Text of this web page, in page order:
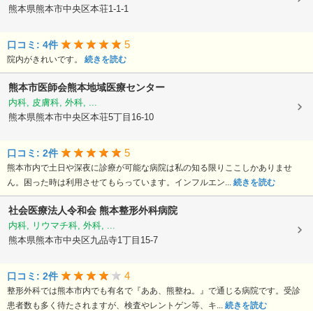
熊本県熊本市中央区本荘1-1-1
口コミ: 4件 5
院内がきれいです。 続きを読む
熊本市医師会熊本地域医療センター
内科, 皮膚科, 外科, ...
熊本県熊本市中央区本荘5丁目16-10
口コミ: 2件 5
熊本市内で土日や深夜に診療が可能な病院は私の知る限りここしかありませ
ん。困った時は利用させてもらっています。インフルエン... 続きを読む
社会医療法人令和会 熊本整形外科病院
内科, リウマチ科, 外科, ...
熊本県熊本市中央区九品寺1丁目15-7
口コミ: 2件 4
整形外科では熊本市内でも有名で『ああ、熊整ね。』で通じる病院です。受診
患者数も多く待たされますが、検査やレントゲン等、キ... 続きを読む